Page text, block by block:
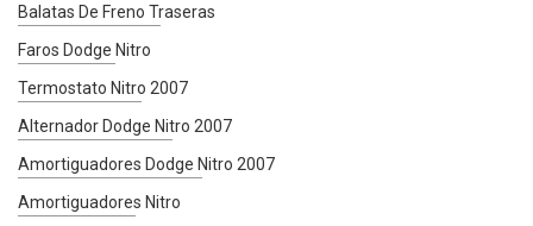
Balatas De Freno Traseras
Faros Dodge Nitro
Termostato Nitro 2007
Alternador Dodge Nitro 2007
Amortiguadores Dodge Nitro 2007
Amortiguadores Nitro